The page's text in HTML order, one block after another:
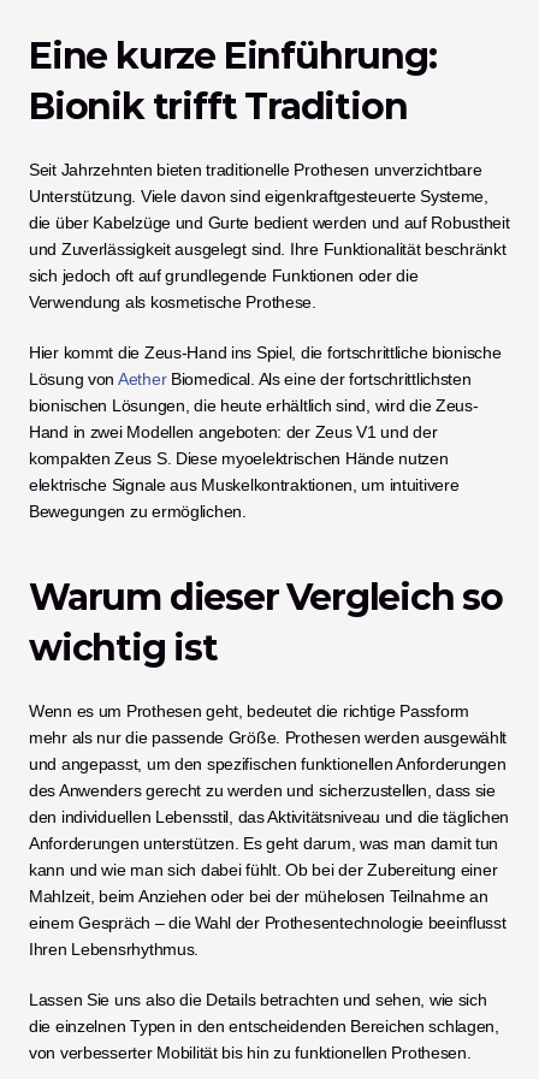
Eine kurze Einführung:
Bionik trifft Tradition
Seit Jahrzehnten bieten traditionelle Prothesen unverzichtbare
Unterstützung. Viele davon sind eigenkraftgesteuerte Systeme,
die über Kabelzüge und Gurte bedient werden und auf Robustheit
und Zuverlässigkeit ausgelegt sind. Ihre Funktionalität beschränkt
sich jedoch oft auf grundlegende Funktionen oder die
Verwendung als kosmetische Prothese.
Hier kommt die Zeus-Hand ins Spiel, die fortschrittliche bionische
Lösung von Aether Biomedical. Als eine der fortschrittlichsten
bionischen Lösungen, die heute erhältlich sind, wird die Zeus-
Hand in zwei Modellen angeboten: der Zeus V1 und der
kompakten Zeus S. Diese myoelektrischen Hände nutzen
elektrische Signale aus Muskelkontraktionen, um intuitivere
Bewegungen zu ermöglichen.
Warum dieser Vergleich so
wichtig ist
Wenn es um Prothesen geht, bedeutet die richtige Passform
mehr als nur die passende Größe. Prothesen werden ausgewählt
und angepasst, um den spezifischen funktionellen Anforderungen
des Anwenders gerecht zu werden und sicherzustellen, dass sie
den individuellen Lebensstil, das Aktivitätsniveau und die täglichen
Anforderungen unterstützen. Es geht darum, was man damit tun
kann und wie man sich dabei fühlt. Ob bei der Zubereitung einer
Mahlzeit, beim Anziehen oder bei der mühelosen Teilnahme an
einem Gespräch – die Wahl der Prothesentechnologie beeinflusst
Ihren Lebensrhythmus.
Lassen Sie uns also die Details betrachten und sehen, wie sich
die einzelnen Typen in den entscheidenden Bereichen schlagen,
von verbesserter Mobilität bis hin zu funktionellen Prothesen.